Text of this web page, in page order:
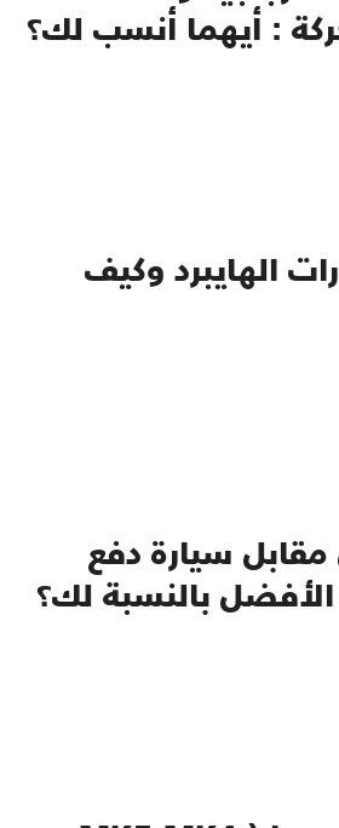
: أيهما أنسب لك؟
الهايبرد وكيف
سيارة دفع
بالنسبة لك؟